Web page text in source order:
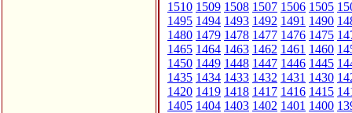
1510 1509 1508 1507 1506 1505
1495 1494 1493 1492 1491 1490
1480 1479 1478 1477 1476 1475
1465 1464 1463 1462 1461 1460
1450 1449 1448 1447 1446 1445
1435 1434 1433 1432 1431 1430
1420 1419 1418 1417 1416 1415
1405 1404 1403 1402 1401 1400